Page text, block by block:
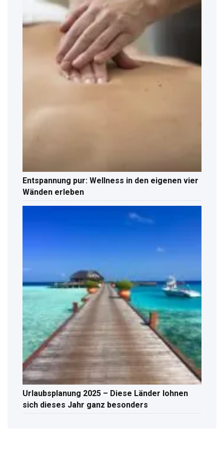
Entspannung pur: Wellness in den eigenen vier
Wänden erleben
Urlaubsplanung 2025 – Diese Länder lohnen
sich dieses Jahr ganz besonders